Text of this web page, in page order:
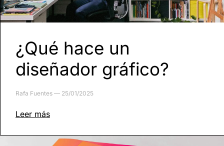
¿Qué hace un
diseñador gráfico?
Rafa Fuentes 25/01/2025
Leer más